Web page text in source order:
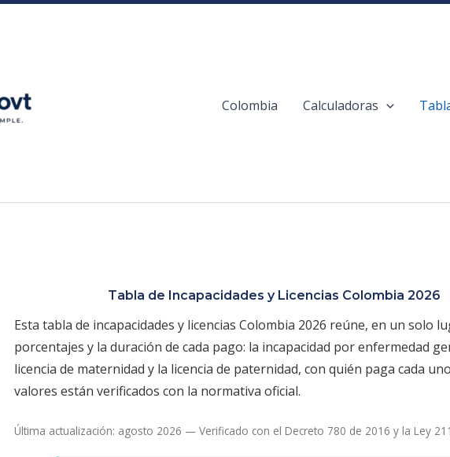
Colombia Calculadoras
Tabla de Incapacidades y Licencias Colombia 2026
Esta tabla de incapacidades y licencias Colombia 2026 reúne, en un solo
porcentajes y la duración de cada pago: la incapacidad por enfermedad
licencia de maternidad y la licencia de paternidad, con quién paga cada
valores están verificados con la normativa oficial.
Última actualización: agosto 2026 — Verificado con el Decreto 780 de 2016 y la Ley